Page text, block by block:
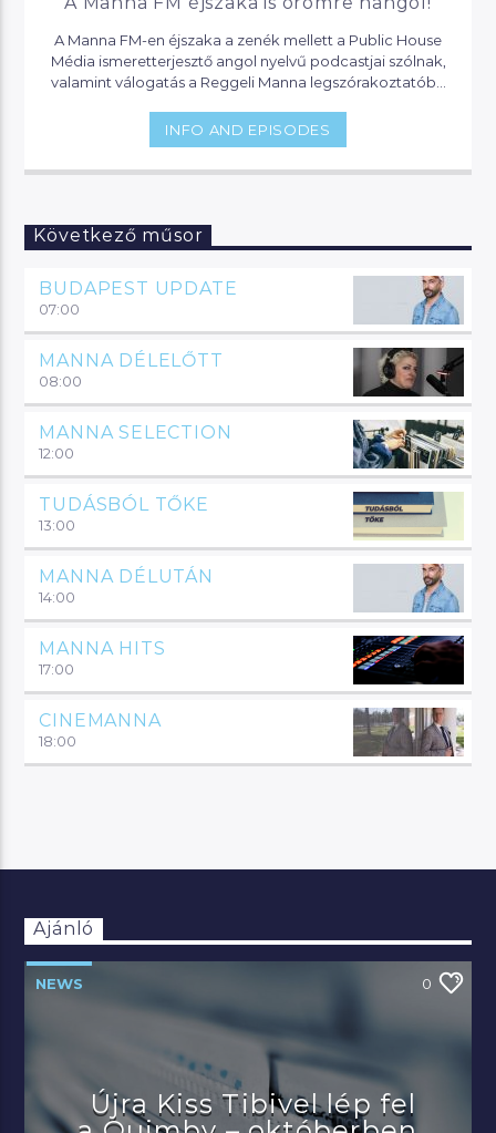
A Manna FM-en éjszaka a zenék mellett a Public House
Média ismeretterjesztő angol nyelvű podcastjai szólnak,
valamint válogatás a Reggeli Manna legszórakoztatóbb
INFO AND EPISODES
Következő műsor
BUDAPEST UPDATE
07:00
MANNA DÉLELŐTT
08:00
MANNA SELECTION
12:00
TUDÁSBÓL TŐKE
13:00
MANNA DÉLUTÁN
14:00
MANNA HITS
17:00
CINEMANNA
18:00
Ajánló
NEWS 0
Újra Kiss Tibivel lép fel